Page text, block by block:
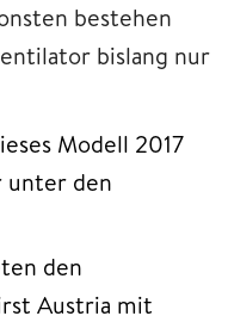
bestehen
bislang nur
Modell 2017
unter den
den
Austria mit